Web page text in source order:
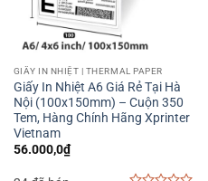
GIẤY IN NHIỆT | THERMAL PAPER
Giấy In Nhiệt A6 Giá Rẻ Tại Hà
Nội (100x150mm) – Cuộn 350
Tem, Hàng Chính Hãng Xprinter
Vietnam
56.000,0₫